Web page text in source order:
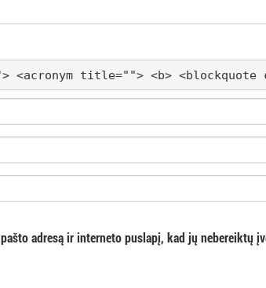
title=""> <b> <blockquote
adresą ir interneto puslapį, kad jų nebereiktų